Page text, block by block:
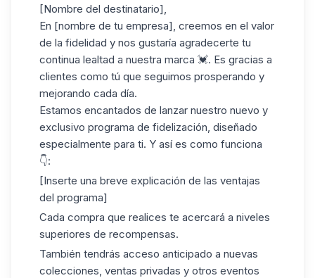
[Nombre del destinatario],
En [nombre de tu empresa], creemos en el valor
de la fidelidad y nos gustaría agradecerte tu
continua lealtad a nuestra marca 💓. Es gracias a
clientes como tú que seguimos prosperando y
mejorando cada día.
Estamos encantados de lanzar nuestro nuevo y
exclusivo programa de fidelización, diseñado
especialmente para ti. Y así es como funciona
👇:
[Inserte una breve explicación de las ventajas
del programa]
Cada compra que realices te acercará a niveles
superiores de recompensas.
También tendrás acceso anticipado a nuevas
colecciones, ventas privadas y otros eventos